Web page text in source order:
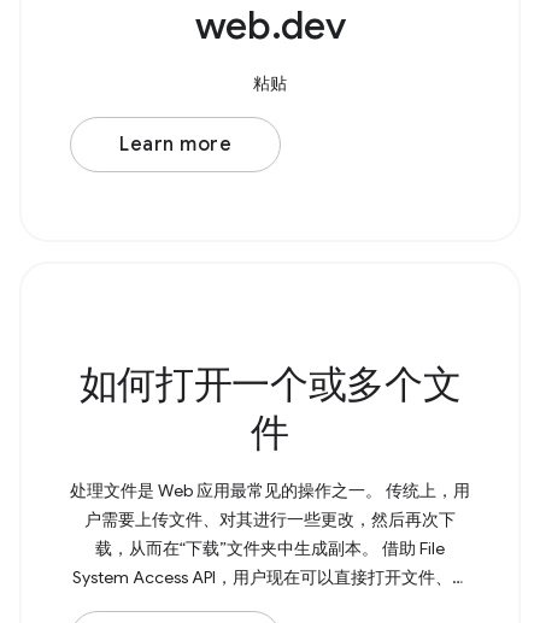
web.dev
粘贴
Learn more
如何打开一个或多个文
件
处理文件是 Web 应用最常见的操作之一。 传统上，用
户需要上传文件、对其进行一些更改，然后再次下
载，从而在“下载”文件夹中生成副本。 借助 File
System Access API，用户现在可以直接打开文件、进
行修改，并将更改保存回原始文件。 如需打开文件，